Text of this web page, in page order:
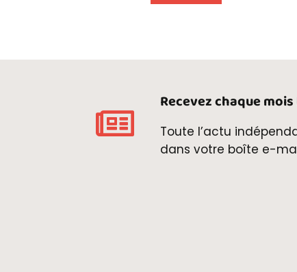
Recevez chaque
Toute l’actu
dans votre boîte e-